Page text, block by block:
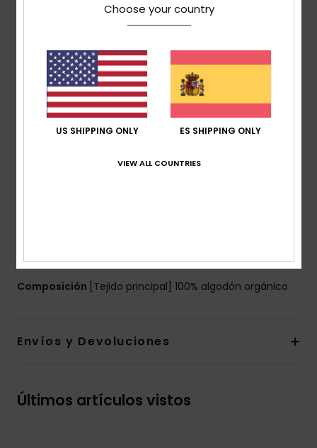
Camiseta de manga corta Verde Hombre
Características
Colección:Eco
Tejido:Tejido de algodón orgánico [180 g/m2]
corte: corte extra grande
Cuello redondo
Composición [Tejido principal] 100% algodón orgánico
Envíos y Devoluciones
Últimos artículos vistos
Choose your country
US SHIPPING ONLY ES SHIPPING ONLY
VIEW ALL COUNTRIES